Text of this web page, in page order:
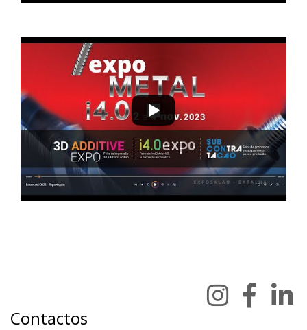
Contactos